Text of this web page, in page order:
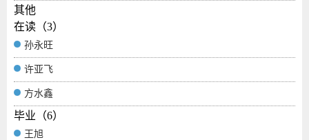
其他
在读（3）
孙永旺
许亚飞
方水鑫
毕业（6）
王旭